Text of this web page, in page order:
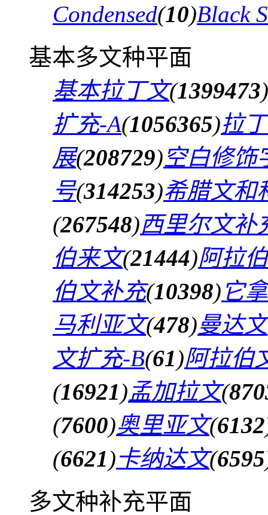
Condensed(10)Black
基本多文种平面
基本拉丁文(1399473)
扩充-A(1056365)拉
展(208729)空白修饰
号(314253)希腊文和
(267548)西里尔文补
伯来文(21444)阿拉
伯文补充(10398) 它
马利亚文(478)曼达文
文扩充-B(61)阿拉伯
(16921)孟加拉文(
(7600)奥里亚文(6132
(6621)卡纳达文(6595
多文种补充平面